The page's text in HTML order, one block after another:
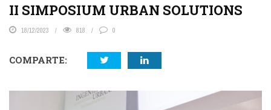
II SIMPOSIUM URBAN SOLUTIONS
18/12/2023 818 0
COMPARTE: